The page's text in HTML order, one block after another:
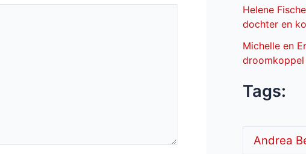
Helene
dochter en
Michelle en
Tags:
Andrea